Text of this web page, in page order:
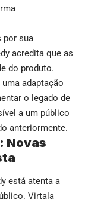
por sua
acredita que as
do produto.
adaptação
o legado de
a um público
anteriormente.
Novas
está atenta a
Virtala